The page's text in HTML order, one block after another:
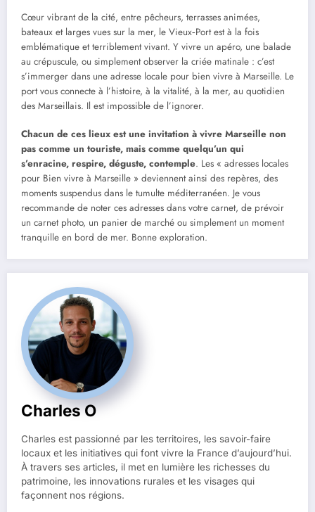
Cœur vibrant de la cité, entre pêcheurs, terrasses animées,
bateaux et larges vues sur la mer, le Vieux‑Port est à la fois
emblématique et terriblement vivant. Y vivre un apéro, une balade
au crépuscule, ou simplement observer la criée matinale : c’est
s’immerger dans une adresse locale pour bien vivre à Marseille. Le
port vous connecte à l’histoire, à la vitalité, à la mer, au quotidien
des Marseillais. Il est impossible de l’ignorer.
Chacun de ces lieux est une invitation à vivre Marseille non
pas comme un touriste, mais comme quelqu’un qui
s’enracine, respire, déguste, contemple. Les « adresses locales
pour Bien vivre à Marseille » deviennent ainsi des repères, des
moments suspendus dans le tumulte méditerranéen. Je vous
recommande de noter ces adresses dans votre carnet, de prévoir
un carnet photo, un panier de marché ou simplement un moment
tranquille en bord de mer. Bonne exploration.
Charles O
Charles est passionné par les territoires, les savoir-faire
locaux et les initiatives qui font vivre la France d’aujourd’hui.
À travers ses articles, il met en lumière les richesses du
patrimoine, les innovations rurales et les visages qui
façonnent nos régions.